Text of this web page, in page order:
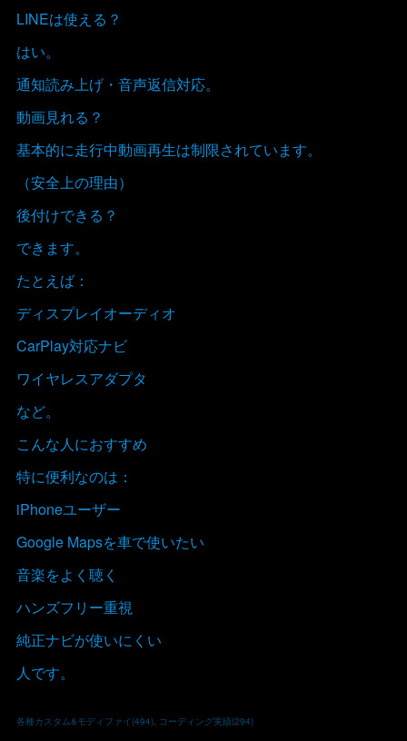
LINEは使える？
はい。
通知読み上げ・音声返信対応。
動画見れる？
基本的に走行中動画再生は制限されています。
（安全上の理由）
後付けできる？
できます。
たとえば：
ディスプレイオーディオ
CarPlay対応ナビ
ワイヤレスアダプタ
など。
こんな人におすすめ
特に便利なのは：
iPhoneユーザー
Google Mapsを車で使いたい
音楽をよく聴く
ハンズフリー重視
純正ナビが使いにくい
人です。
各種カスタム&モディファイ (494) コーディング実績(294)